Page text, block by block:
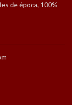
de época, 100%